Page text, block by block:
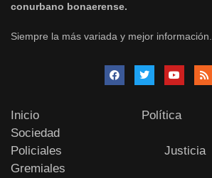
conurbano bonaerense.
Siempre la más variada y mejor información.
Inicio
Política
Sociedad
Policiales
Justicia
Gremiales